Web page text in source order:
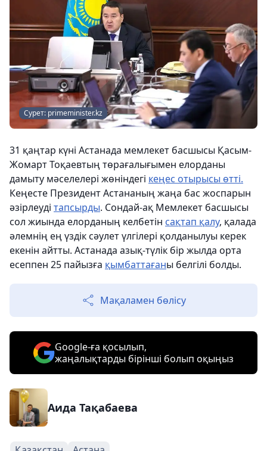
Сурет: primeminister.kz
31 қаңтар күні Астанада мемлекет басшысы Қасым-
Жомарт Тоқаевтың төрағалығымен елорданы
дамыту мәселелері жөніндегі кеңес отырысы өтті.
Кеңесте Президент Астананың жаңа бас жоспарын
әзірлеуді тапсырды. Сондай-ақ Мемлекет басшысы
сол жиында елорданың келбетін сақтап қалу, қалада
әлемнің ең үздік сәулет үлгілері қолданылуы керек
екенін айтты. Астанада азық-түлік бір жылда орта
есеппен 25 пайызға қымбаттағаны белгілі болды.
Мақаламен бөлісу
Google-ға қосылып,
жаңалықтарды бірінші болып оқыңыз
Аида Тақабаева